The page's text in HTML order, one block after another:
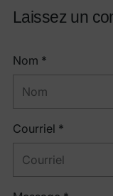
Laissez un
Nom *
Courriel *